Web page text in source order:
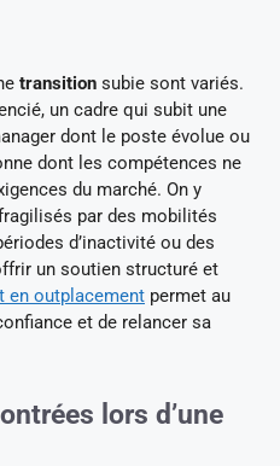
transition subie sont variés.
un cadre qui subit une
dont le poste évolue ou
dont les compétences ne
du marché. On y
par des mobilités
d’inactivité ou des
un soutien structuré et
en outplacement permet au
et de relancer sa
lors d’une